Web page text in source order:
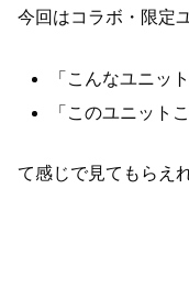
今回はコラボ・限定
「こんなユニッ
「このユニット
て感じで見てもらえ